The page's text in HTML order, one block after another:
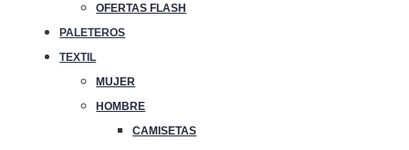
OFERTAS FLASH
PALETEROS
TEXTIL
MUJER
HOMBRE
CAMISETAS